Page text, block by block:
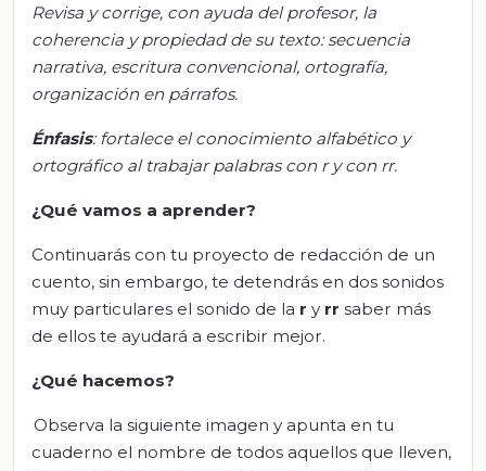
Revisa y corrige, con ayuda del profesor, la
coherencia y propiedad de su texto: secuencia
narrativa, escritura convencional, ortografía,
organización en párrafos.
Énfasis: fortalece el conocimiento alfabético y
ortográfico al trabajar palabras con r y con rr.
¿Qué vamos a aprender?
Continuarás con tu proyecto de redacción de un
cuento, sin embargo, te detendrás en dos sonidos
muy particulares el sonido de la r y rr saber más
de ellos te ayudará a escribir mejor.
¿Qué hacemos?
Observa la siguiente imagen y apunta en tu
cuaderno el nombre de todos aquellos que lleven,